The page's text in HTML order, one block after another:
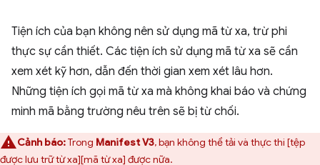
Tiện ích của bạn không nên sử dụng mã từ xa, trừ phi
thực sự cần thiết. Các tiện ích sử dụng mã từ xa sẽ cần
xem xét kỹ hơn, dẫn đến thời gian xem xét lâu hơn.
Những tiện ích gọi mã từ xa mà không khai báo và chứng
minh mã bằng trường nêu trên sẽ bị từ chối.
Cảnh báo:Trong Manifest V3, bạn không thể tải và thực thi [tệp
được lưu trữ từ xa][mã từ xa] được nữa.